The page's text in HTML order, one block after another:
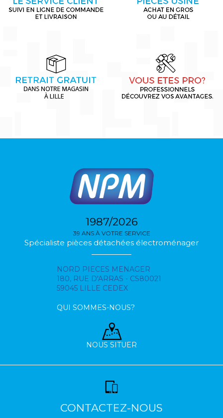
1987/2026
39 ANS À VOTRE SERVICE
Spécialiste pièces détachées électroménager
NORD PIECES MENAGER
180, RUE D'ARRAS - CS80021
59045 LILLE CEDEX
QUI SOMMES-NOUS?
NOUS SITUER
CONTACTEZ-NOUS